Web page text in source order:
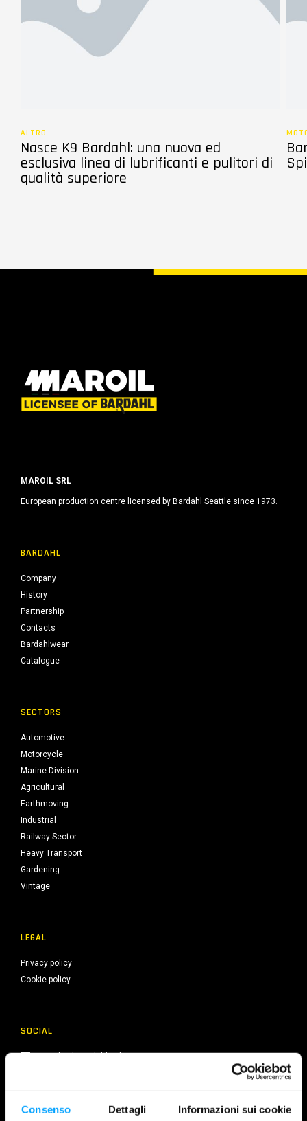
Consenso Dettagli Informazioni sui cookie
ALTRO
Nasce K9 Bardahl: una nuova ed
esclusiva linea di lubrificanti e pulitori di
qualità superiore
MAROIL SRL
European production centre licensed by Bardahl Seattle since 1973.
BARDAHL
Company
History
Partnership
Contacts
Bardahlwear
Catalogue
SECTORS
Automotive
Motorcycle
Marine Division
Agricultural
Earthmoving
Industrial
Railway Sector
Heavy Transport
Gardening
Vintage
LEGAL
Privacy policy
Cookie policy
SOCIAL
Facebook Bardahl Italia
Instagram
LinkedIn